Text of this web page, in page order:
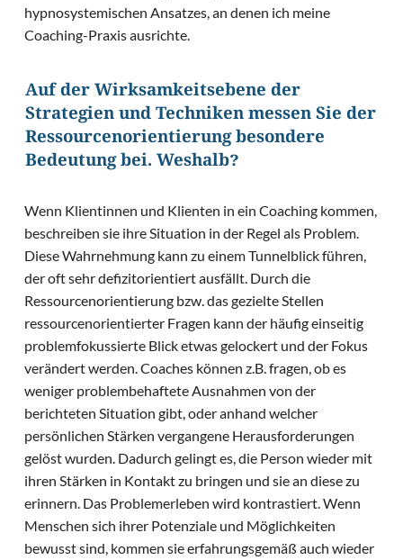
hypnosystemischen Ansatzes, an denen ich meine
Coaching-Praxis ausrichte.
Auf der Wirksamkeitsebene der
Strategien und Techniken messen Sie der
Ressourcenorientierung besondere
Bedeutung bei. Weshalb?
Wenn Klientinnen und Klienten in ein Coaching kommen,
beschreiben sie ihre Situation in der Regel als Problem.
Diese Wahrnehmung kann zu einem Tunnelblick führen,
der oft sehr defizitorientiert ausfällt. Durch die
Ressourcenorientierung bzw. das gezielte Stellen
ressourcenorientierter Fragen kann der häufig einseitig
problemfokussierte Blick etwas gelockert und der Fokus
verändert werden. Coaches können z.B. fragen, ob es
weniger problembehaftete Ausnahmen von der
berichteten Situation gibt, oder anhand welcher
persönlichen Stärken vergangene Herausforderungen
gelöst wurden. Dadurch gelingt es, die Person wieder mit
ihren Stärken in Kontakt zu bringen und sie an diese zu
erinnern. Das Problemerleben wird kontrastiert. Wenn
Menschen sich ihrer Potenziale und Möglichkeiten
bewusst sind, kommen sie erfahrungsgemäß auch wieder